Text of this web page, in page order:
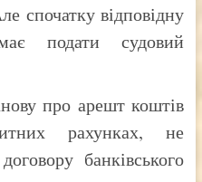
спочатку відповідну
подати судовий
про арешт коштів
рахунках, не
банківського